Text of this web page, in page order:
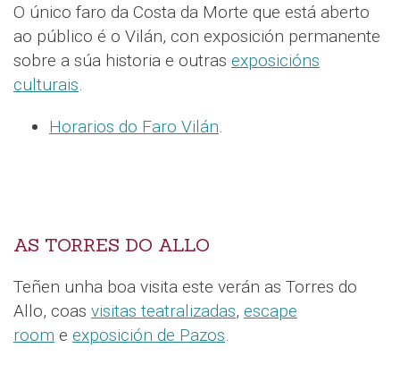
O único faro da Costa da Morte que está aberto
ao público é o Vilán, con exposición permanente
sobre a súa historia e outras exposicións
culturais.
Horarios do Faro Vilán.
AS TORRES DO ALLO
Teñen unha boa visita este verán as Torres do
Allo, coas visitas teatralizadas, escape
room e exposición de Pazos.